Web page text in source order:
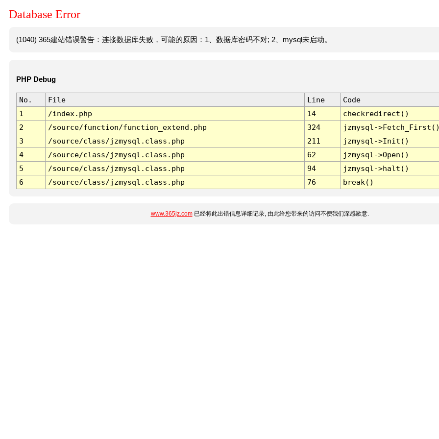
Database Error
(1040) 365建站错误警告：连接数据库失败，可能的原因：1、数据库密码不对; 2、mysql未启动。
PHP Debug
No. File Line
Code
1
/index.php 14
checkredirect()
2
/source/function/function_extend.php 324
jzmysql-
3
/source/class/jzmysql.class.php 211
jzmysql->Init()
4
/source/class/jzmysql.class.php 62
jzmysql->Open()
5
/source/class/jzmysql.class.php 94
jzmysql->halt()
6
/source/class/jzmysql.class.php 76 break()
www.365jz.com已经将此出错信息详细记录, 由此给您带来的访问不便我们深感歉意.